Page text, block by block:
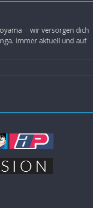
– wir versorgen dich
Immer aktuell und auf